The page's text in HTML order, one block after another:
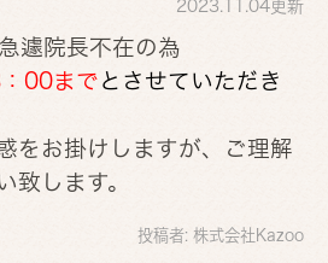
2023.11.04更新
遽院長不在の為
00まで とさせていただき
をお掛けしますが、ご理解
致します。
投稿者: 株式会社Kazoo